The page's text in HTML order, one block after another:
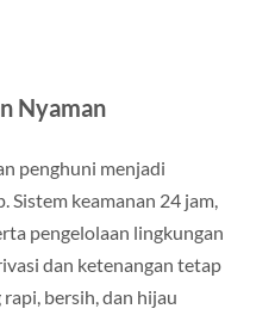
Nyaman
penghuni menjadi
keamanan 24 jam,
pengelolaan lingkungan
dan ketenangan tetap
bersih, dan hijau